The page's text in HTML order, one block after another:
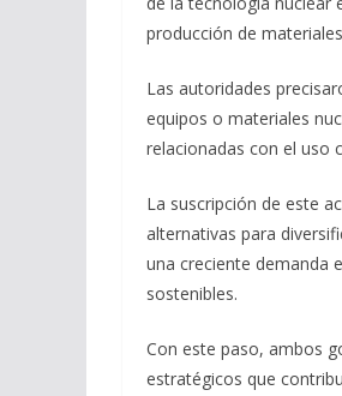
producción de
Las autoridades
equipos o materiales
relacionadas con el uso
La suscripción de este
alternativas para
una creciente demanda
sostenibles.
Con este paso, ambos
estratégicos que